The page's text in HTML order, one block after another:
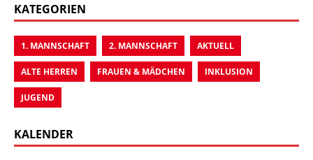
KATEGORIEN
1. MANNSCHAFT 2. MANNSCHAFT AKTUELL
ALTE HERREN FRAUEN & MÄDCHEN INKLUSION
JUGEND
KALENDER